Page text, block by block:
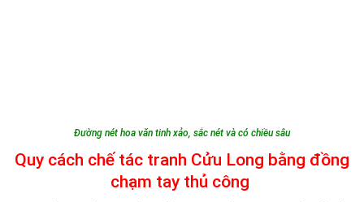
Đường nét hoa văn tinh xảo, sắc nét và có chiều sâu
Quy cách chế tác tranh Cửu Long bằng đồng
chạm tay thủ công